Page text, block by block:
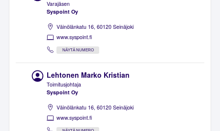
Varajäsen
Syspoint Oy
Väinölänkatu 16, 60120 Seinäjoki
www.syspoint.fi
NÄYTÄ NUMERO
Lehtonen Marko Kristian
Toimitusjohtaja
Syspoint Oy
Väinölänkatu 16, 60120 Seinäjoki
www.syspoint.fi